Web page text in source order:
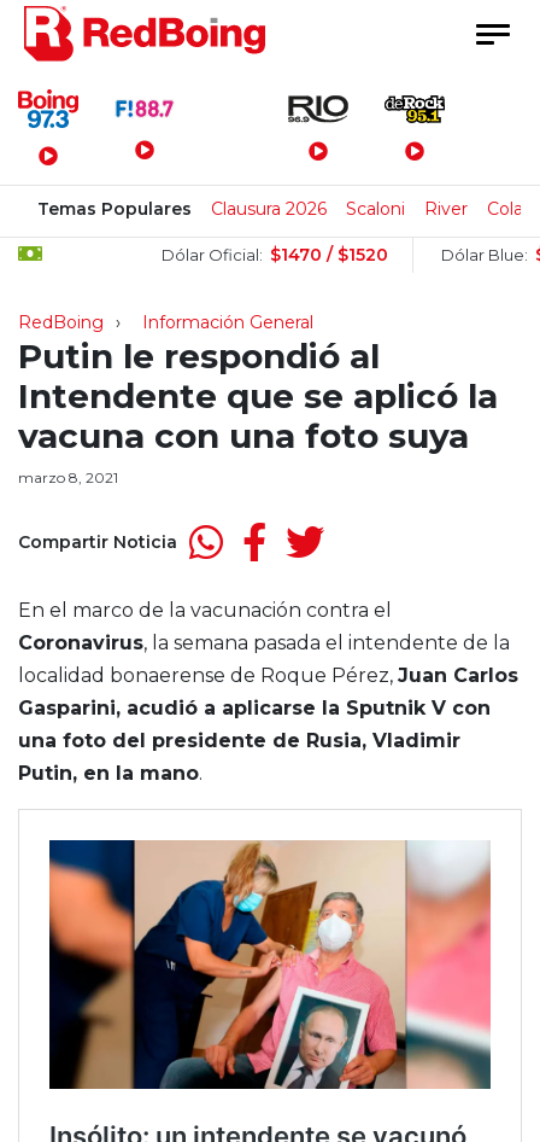
Menú Principal
Temas Populares Clausura 2026 Scaloni River
Dólar Oficial: $1470 / $1520 Dólar Blue:
RedBoing Información General
Putin le respondió al
Intendente que se aplicó la
vacuna con una foto suya
marzo 8, 2021
Compartir Noticia
En el marco de la vacunación contra el
Coronavirus, la semana pasada el intendente de la
localidad bonaerense de Roque Pérez, Juan Carlos
Gasparini, acudió a aplicarse la Sputnik V con
una foto del presidente de Rusia, Vladimir
Putin, en la mano.